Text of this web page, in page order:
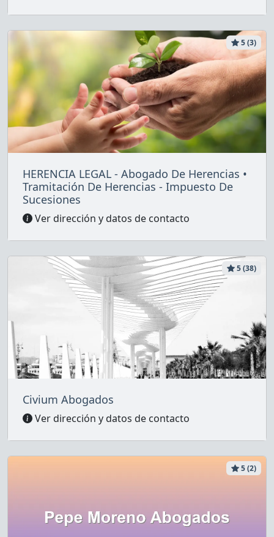
5 (3)
HERENCIA LEGAL - Abogado De Herencias •
Tramitación De Herencias - Impuesto De
Sucesiones
Ver dirección y datos de contacto
5 (38)
Civium Abogados
Ver dirección y datos de contacto
5 (2)